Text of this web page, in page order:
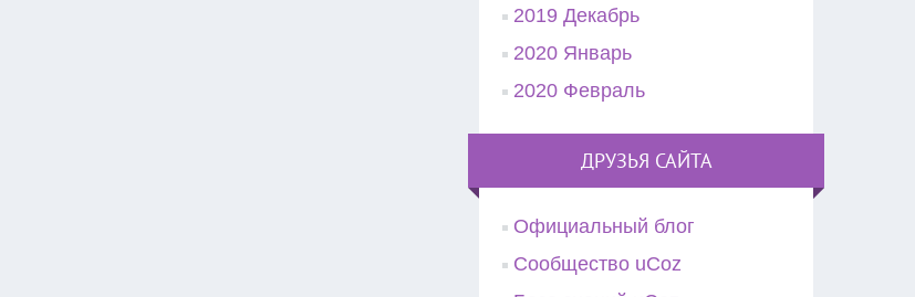
2019 Декабрь
2020 Январь
2020 Февраль
ДРУЗЬЯ САЙТА
Официальный блог
Сообщество uCoz